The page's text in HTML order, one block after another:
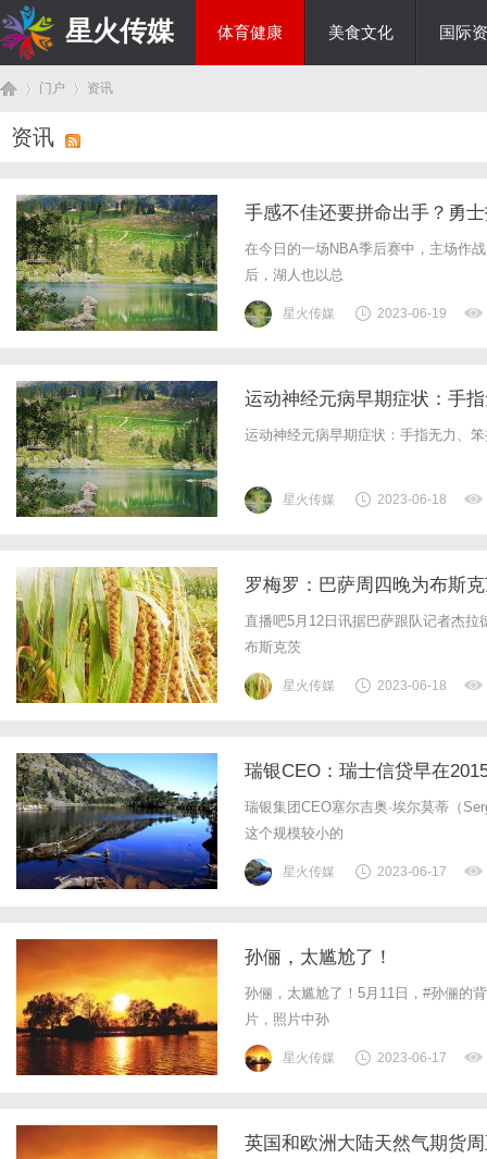
星火传媒 体育健康 美食文化 国际
门户 资讯
资讯
手感不佳还要拼命出手？勇
在今日的一场NBA季后赛中，主场作
后，湖人也以总
星火传媒 2023-06-19
运动神经元病早期症状：手
运动神经元病早期症状：手指无力、
星火传媒 2023-06-18
罗梅罗：巴萨周四晚为布斯
直播吧5月12日讯据巴萨跟队记者杰
布斯克茨
星火传媒 2023-06-18
瑞银CEO：瑞士信贷早在
瑞银集团CEO塞尔吉奥·埃尔莫蒂（
这个规模较小的
星火传媒 2023-06-17
孙俪，太尴尬了！
孙俪，太尴尬了！5月11日，#孙俪的
片，照片中孙
星火传媒 2023-06-17
英国和欧洲大陆天然气期货